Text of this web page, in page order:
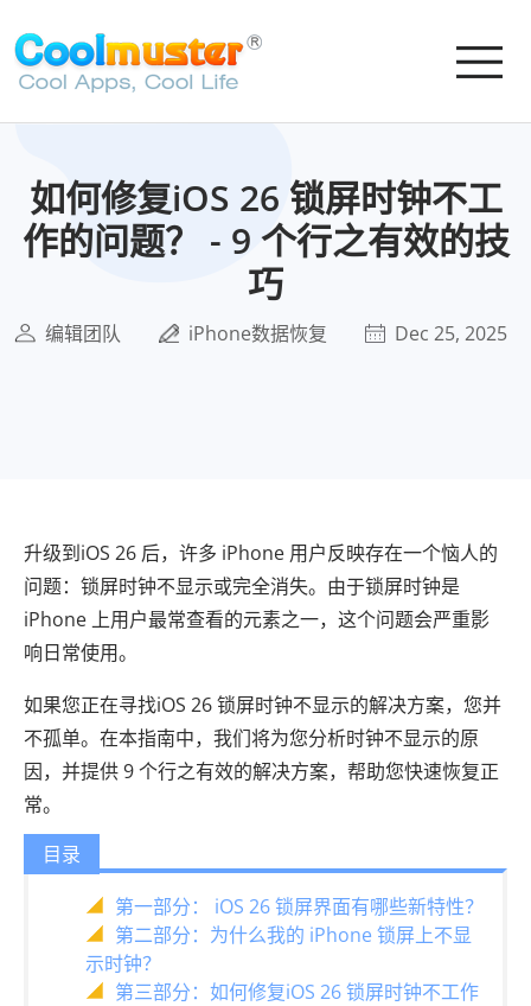
如何修复iOS 26 锁屏时钟不工
作的问题？ - 9 个行之有效的技
巧
编辑团队 iPhone数据恢复 Dec 25, 2025
升级到iOS 26 后，许多 iPhone 用户反映存在一个恼人的
问题：锁屏时钟不显示或完全消失。由于锁屏时钟是
iPhone 上用户最常查看的元素之一，这个问题会严重影
响日常使用。
如果您正在寻找iOS 26 锁屏时钟不显示的解决方案，您并
不孤单。在本指南中，我们将为您分析时钟不显示的原
因，并提供 9 个行之有效的解决方案，帮助您快速恢复正
常。
目录
第一部分： iOS 26 锁屏界面有哪些新特性？
第二部分：为什么我的 iPhone 锁屏上不显
示时钟？
第三部分：如何修复iOS 26 锁屏时钟不工作